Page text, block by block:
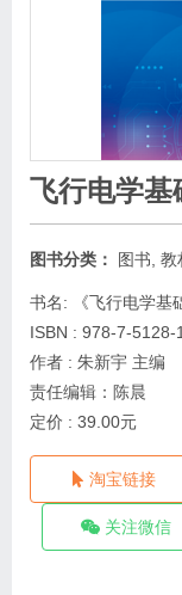
飞行电学基
图书分类： 图书 教
书名: 《飞行电学基
ISBN : 978-7-5128-
作者 : 朱新宇 主编
责任编辑：陈晨
定价 : 39.00元
淘宝链接
关注微信